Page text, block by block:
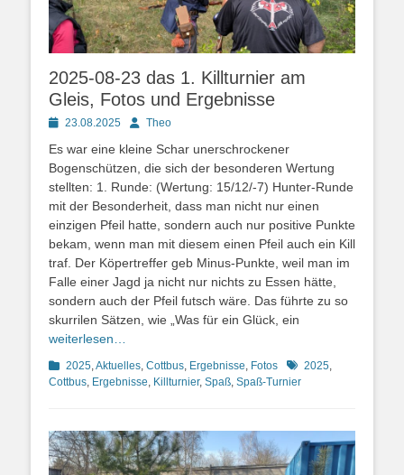
2025-08-23 das 1. Killturnier am
Gleis, Fotos und Ergebnisse
Posted23.08.2025 AutorTheo
Es war eine kleine Schar unerschrockener
Bogenschützen, die sich der besonderen Wertung
stellten: 1. Runde: (Wertung: 15/12/-7) Hunter-Runde
mit der Besonderheit, dass man nicht nur einen
einzigen Pfeil hatte, sondern auch nur positive Punkte
bekam, wenn man mit diesem einen Pfeil auch ein Kill
traf. Der Köpertreffer geb Minus-Punkte, weil man im
Falle einer Jagd ja nicht nur nichts zu Essen hätte,
sondern auch der Pfeil futsch wäre. Das führte zu so
skurrilen Sätzen, wie „Was für ein Glück, ein
weiterlesen…
Kategorien
2025,Aktuelles, Cottbus, Ergebnisse, Fotos Schlagworte
2025,
Cottbus, Ergebnisse, Killturnier, Spaß, Spaß-Turnier